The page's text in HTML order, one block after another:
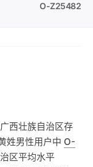
O-Z25482
西壮族自治区存
姓男性用户中 O-
区平均水平